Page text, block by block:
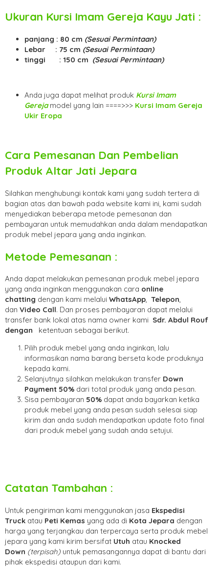
Ukuran Kursi Imam Gereja Kayu Jati :
panjang : 80 cm (Sesuai Permintaan)
Lebar : 75 cm (Sesuai Permintaan)
tinggi : 150 cm (Sesuai Permintaan)
Anda juga dapat melihat produk Kursi Imam
Gereja model yang lain ====>>> Kursi Imam Gereja
Ukir Eropa
Cara Pemesanan Dan Pembelian
Produk Altar Jati Jepara
Silahkan menghubungi kontak kami yang sudah tertera di
bagian atas dan bawah pada website kami ini, kami sudah
menyediakan beberapa metode pemesanan dan
pembayaran untuk memudahkan anda dalam mendapatkan
produk mebel jepara yang anda inginkan.
Metode Pemesanan :
Anda dapat melakukan pemesanan produk mebel jepara
yang anda inginkan menggunakan cara online
chatting dengan kami melalui WhatsApp, Telepon,
dan Video Call. Dan proses pembayaran dapat melalui
transfer bank lokal atas nama owner kami Sdr. Abdul Rouf
dengan ketentuan sebagai berikut.
Pilih produk mebel yang anda inginkan, lalu
informasikan nama barang berseta kode produknya
kepada kami.
Selanjutnya silahkan melakukan transfer Down
Payment 50% dari total produk yang anda pesan.
Sisa pembayaran 50% dapat anda bayarkan ketika
produk mebel yang anda pesan sudah selesai siap
kirim dan anda sudah mendapatkan update foto final
dari produk mebel yang sudah anda setujui.
Catatan Tambahan :
Untuk pengiriman kami menggunakan jasa Ekspedisi
Truck atau Peti Kemas yang ada di Kota Jepara dengan
harga yang terjangkau dan terpercaya serta produk mebel
jepara yang kami kirim bersifat Utuh atau Knocked
Down (terpisah) untuk pemasangannya dapat di bantu dari
pihak ekspedisi ataupun dari kami.